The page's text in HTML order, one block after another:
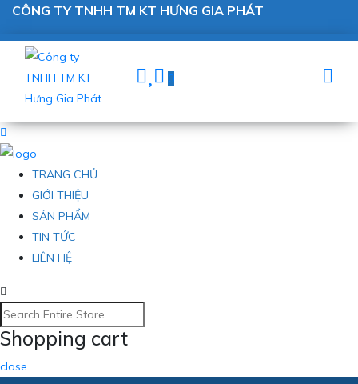
CÔNG TY TNHH TM KT HƯNG GIA PHÁT
0
TRANG CHỦ
GIỚI THIỆU
SẢN PHẨM
TIN TỨC
LIÊN HỆ
Shopping cart
close